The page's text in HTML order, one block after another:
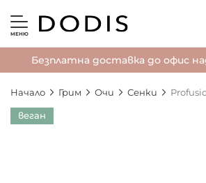
МЕНЮ
Безплатна доставка до офис
Начало Грим Очи Сенки
веган
Преминете